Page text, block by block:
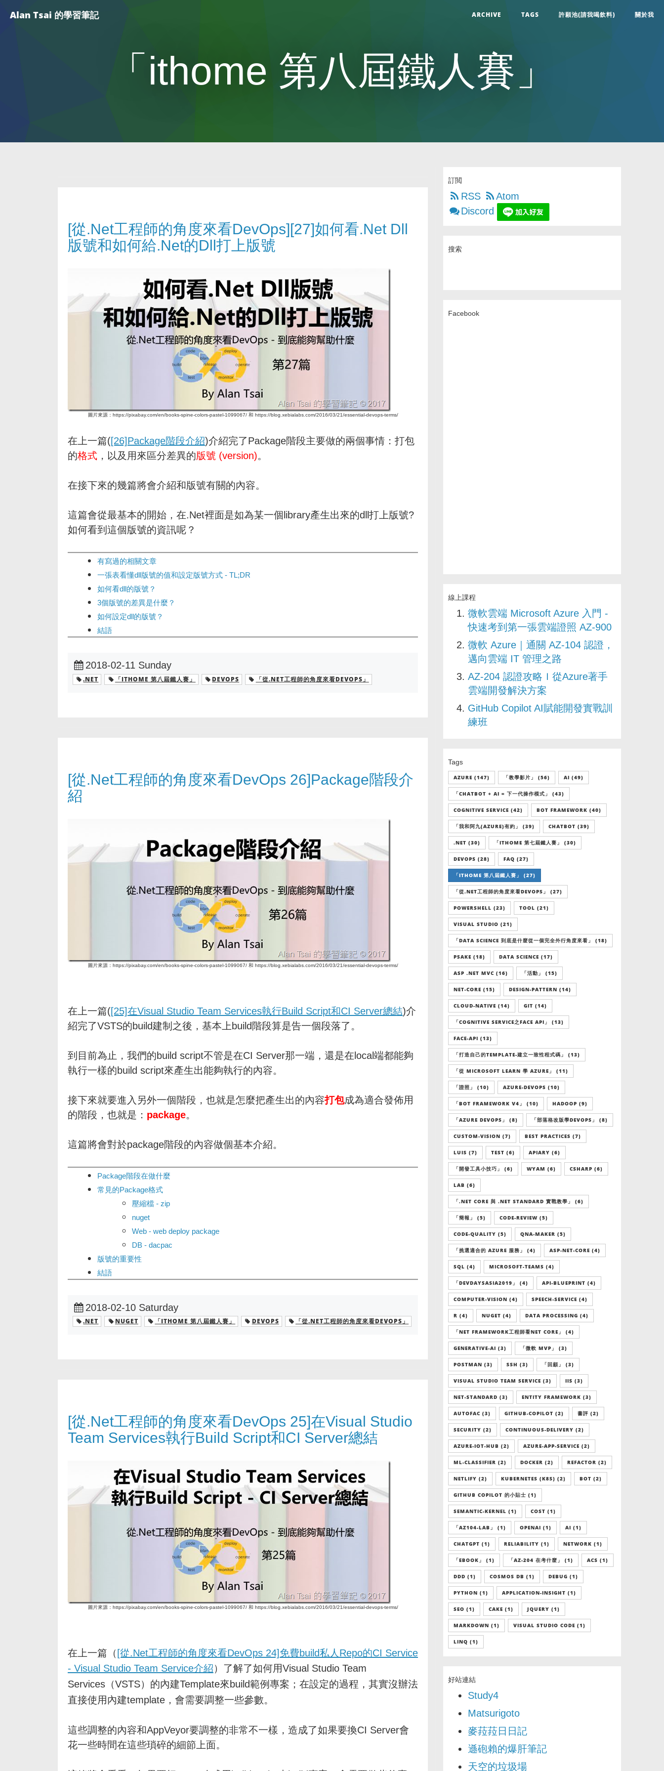
Alan Tsai 的學習筆記 ARCHIVE TAGS 許願池(請我喝飲料) 關於我
「ithome 第八屆鐵人賽」
[從.Net工程師的角度來看DevOps][27]如何看.Net Dll
版號和如何給.Net的Dll打上版號
圖片來源：https://pixabay.com/en/books-spine-colors-pastel-1099067/ 和 https://blog.xebialabs.com/2016/03/21/essential-devops-terms/
在上一篇([26]Package階段介紹)介紹完了Package階段主要做的兩個事情：打包
的格式 ，以及用來區分差異的版號 (version)。
在接下來的幾篇將會介紹和版號有關的內容。
這篇會從最基本的開始，在.Net裡面是如為某一個library產生出來的dll打上版號?
如何看到這個版號的資訊呢？
有寫過的相關文章
一張表看懂dll版號的值和設定版號方式 - TL;DR
如何看dll的版號？
3個版號的差異是什麼？
如何設定dll的版號？
結語
2018-02-11 Sunday
.NET 「ITHOME 第八屆鐵人賽」 DEVOPS 「從.NET工程師的角度來看DEVOPS」
[從.Net工程師的角度來看DevOps 26]Package階段介
紹
圖片來源：https://pixabay.com/en/books-spine-colors-pastel-1099067/ 和 https://blog.xebialabs.com/2016/03/21/essential-devops-terms/
在上一篇([25]在Visual Studio Team Services執行Build Script和CI Server總結)介
紹完了VSTS的build建制之後，基本上build階段算是告一個段落了。
到目前為止，我們的build script不管是在CI Server那一端，還是在local端都能夠
執行一樣的build script來產生出能夠執行的內容。
接下來就要進入另外一個階段，也就是怎麼把產生出的內容打包成為適合發佈用
的階段，也就是： package。
這篇將會對於package階段的內容做個基本介紹。
Package階段在做什麼
常見的Package格式
壓縮檔 - zip
nuget
Web - web deploy package
DB - dacpac
版號的重要性
結語
2018-02-10 Saturday
.NET NUGET 「ITHOME 第八屆鐵人賽」 DEVOPS 「從.NET工程師的角度來看DEVOPS」
[從.Net工程師的角度來看DevOps 25]在Visual Studio
Team Services執行Build Script和CI Server總結
圖片來源：https://pixabay.com/en/books-spine-colors-pastel-1099067/ 和 https://blog.xebialabs.com/2016/03/21/essential-devops-terms/
在上一篇（ [從.Net工程師的角度來看DevOps 24]免費build私人Repo的CI Service
- Visual Studio Team Service介紹）了解了如何用Visual Studio Team
Services（VSTS）的內建Template來build範例專案；在設定的過程，其實沒辦法
直接使用內建template，會需要調整一些參數。
這些調整的內容和AppVeyor要調整的非常不一樣，造成了如果要換CI Server會
花一些時間在這些瑣碎的細節上面。
訂閲
RSS
Atom
Discord
搜索
Facebook
線上課程
微軟雲端 Microsoft Azure 入門 -
快速考到第一張雲端證照 AZ-900
微軟 Azure｜通關 AZ-104 認證，
邁向雲端 IT 管理之路
AZ-204 認證攻略Ｉ從Azure著手
雲端開發解決方案
GitHub Copilot AI賦能開發實戰訓
練班
Tags
AZURE (147) 「教學影片」 (56) AI (49)
「CHATBOT + AI = 下一代操作模式」 (43)
COGNITIVE SERVICE (42) BOT FRAMEWORK (40)
「我和阿九(AZURE)有約」 (39) CHATBOT (39)
.NET (30) 「ITHOME 第七屆鐵人賽」 (30)
DEVOPS (28) FAQ (27)
「ITHOME 第八屆鐵人賽」 (27)
「從.NET工程師的角度來看DEVOPS」 (27)
POWERSHELL (23) TOOL (21)
VISUAL STUDIO (21)
「DATA SCIENCE 到底是什麼從一個完全外行角度來看」 (18)
PSAKE (18) DATA SCIENCE (17)
ASP .NET MVC (16) 「活動」 (15)
NET-CORE (15) DESIGN-PATTERN (14)
CLOUD-NATIVE (14) GIT (14)
「COGNITIVE SERVICE之FACE API」 (13)
FACE-API (13)
「打造自己的TEMPLATE-建立一致性程式碼」 (13)
「從 MICROSOFT LEARN 學 AZURE」 (11)
「證照」 (10) AZURE-DEVOPS (10)
「BOT FRAMEWORK V4」 (10) HADOOP (9)
「AZURE DEVOPS」 (8) 「部落格改版學DEVOPS」 (8)
CUSTOM-VISION (7) BEST PRACTICES (7)
LUIS (7) TEST (6) APIARY (6)
「開發工具小技巧」 (6) WYAM (6) CSHARP (6)
LAB (6)
「.NET CORE 與 .NET STANDARD 實戰教學」 (6)
「簡報」 (5) CODE-REVIEW (5)
CODE-QUALITY (5) QNA-MAKER (5)
「挑選適合的 AZURE 服務」 (4) ASP-NET-CORE (4)
SQL (4) MICROSOFT-TEAMS (4)
「DEVDAYSASIA2019」 (4) API-BLUEPRINT (4)
COMPUTER-VISION (4) SPEECH-SERVICE (4)
R (4) NUGET (4) DATA PROCESSING (4)
「NET FRAMEWORK工程師看NET CORE」 (4)
GENERATIVE-AI (3) 「微軟 MVP」 (3)
POSTMAN (3) SSH (3) 「回顧」 (3)
VISUAL STUDIO TEAM SERVICE (3) IIS (3)
NET-STANDARD (3) ENTITY FRAMEWORK (3)
AUTOFAC (3) GITHUB-COPILOT (2) 書評 (2)
SECURITY (2) CONTINUOUS-DELIVERY (2)
AZURE-IOT-HUB (2) AZURE-APP-SERVICE (2)
ML-CLASSIFIER (2) DOCKER (2) REFACTOR (2)
NETLIFY (2) KUBERNETES (K8S) (2) BOT (2)
GITHUB COPILOT 的小貼士 (1)
SEMANTIC-KERNEL (1) COST (1)
「AZ104-LAB」 (1) OPENAI (1) AI (1)
CHATGPT (1) RELIABILITY (1) NETWORK (1)
「EBOOK」 (1) 「AZ-204 在考什麼」 (1) ACS (1)
DDD (1) COSMOS DB (1) DEBUG (1)
PYTHON (1) APPLICATION-INSIGHT (1)
SEO (1) CAKE (1) JQUERY (1)
MARKDOWN (1) VISUAL STUDIO CODE (1)
LINQ (1)
好站連結
Study4
Matsurigoto
麥菈菈日日記
遜砲賴的爆肝筆記
天空的垃圾場